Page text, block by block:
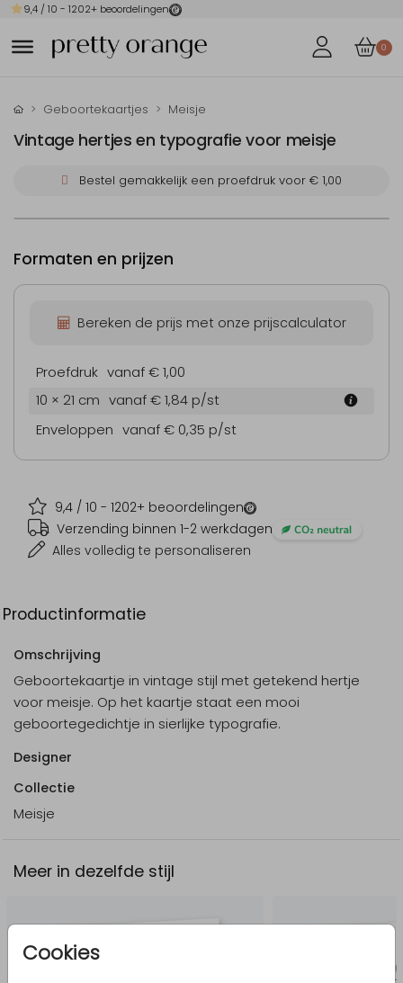
9,4 / 10 - 1202+ beoordelingen
0
Cookies
Geboortekaartjes Meisje
Vintage hertjes en typografie voor meisje
Bestel gemakkelijk een proefdruk voor € 1,00
9,4 / 10 - 1202+ beoordelingen
Verzending binnen 1-2 werkdagen
Alles volledig te personaliseren
Formaten en prijzen
Bereken de prijs met onze prijscalculator
Proefdruk vanaf € 1,00
10 × 21 cm vanaf € 1,84 p/st
Enveloppen vanaf € 0,35 p/st
Productinformatie
Omschrijving
Geboortekaartje in vintage stijl met getekend hertje
voor meisje. Op het kaartje staat een mooi
geboortegedichtje in sierlijke typografie.
Designer
Collectie
Meisje
Meer in dezelfde stijl